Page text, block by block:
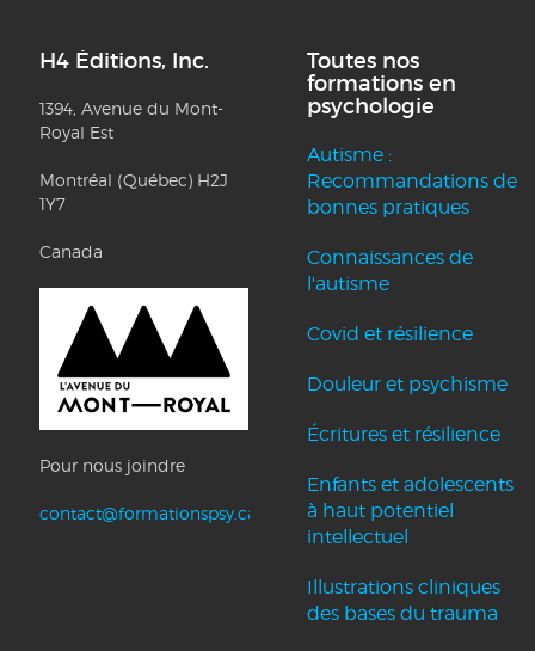
H4 Éditions, Inc.
1394, Avenue du Mont-
Royal Est
Montréal (Québec) H2J
1Y7
Canada
Pour nous joindre
contact@formationspsy.ca
Toutes nos
formations en
psychologie
Autisme :
Recommandations de
bonnes pratiques
Connaissances de
l'autisme
Covid et résilience
Douleur et psychisme
Écritures et résilience
Enfants et adolescents
à haut potentiel
intellectuel
Illustrations cliniques
des bases du trauma